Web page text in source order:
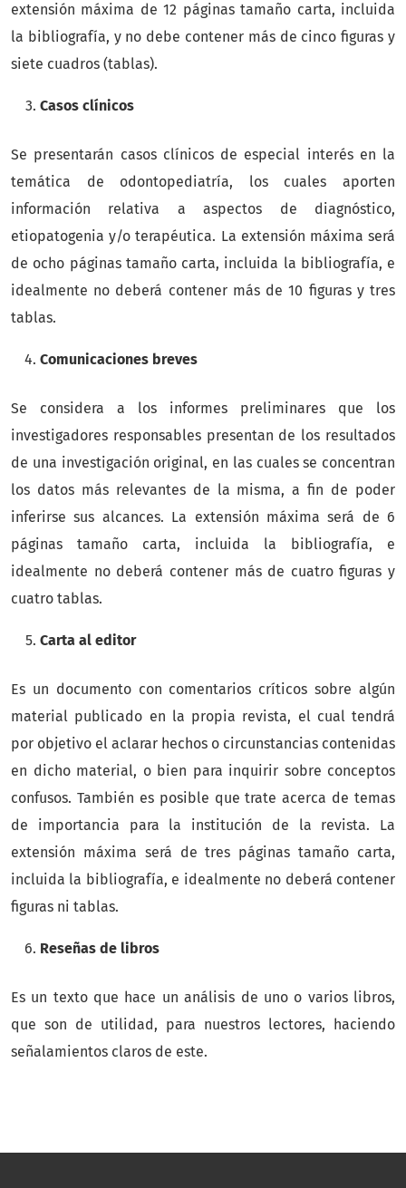
extensión máxima de 12 páginas tamaño carta, incluida
la bibliografía, y no debe contener más de cinco figuras y
siete cuadros (tablas).
Casos clínicos
Se presentarán casos clínicos de especial interés en la
temática de odontopediatría, los cuales aporten
información relativa a aspectos de diagnóstico,
etiopatogenia y/o terapéutica. La extensión máxima será
de ocho páginas tamaño carta, incluida la bibliografía, e
idealmente no deberá contener más de 10 figuras y tres
tablas.
Comunicaciones breves
Se considera a los informes preliminares que los
investigadores responsables presentan de los resultados
de una investigación original, en las cuales se concentran
los datos más relevantes de la misma, a fin de poder
inferirse sus alcances. La extensión máxima será de 6
páginas tamaño carta, incluida la bibliografía, e
idealmente no deberá contener más de cuatro figuras y
cuatro tablas.
Carta al editor
Es un documento con comentarios críticos sobre algún
material publicado en la propia revista, el cual tendrá
por objetivo el aclarar hechos o circunstancias contenidas
en dicho material, o bien para inquirir sobre conceptos
confusos. También es posible que trate acerca de temas
de importancia para la institución de la revista. La
extensión máxima será de tres páginas tamaño carta,
incluida la bibliografía, e idealmente no deberá contener
figuras ni tablas.
Reseñas de libros
Es un texto que hace un análisis de uno o varios libros,
que son de utilidad, para nuestros lectores, haciendo
señalamientos claros de este.